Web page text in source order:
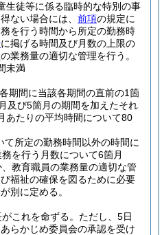
生徒等に係る臨時的な特別の事
ない場合には、 前項の規定に
を行う時間から所定の勤務時
に掲げる時間及び月数の上限の
業務量の適切な管理を行う。
未満
期間に当該各期間の直前の1箇
及び5箇月の期間を加えたそれ
あたりの平均時間について80
て所定の勤務時間以外の時間に
を行う月数について6箇月
教育職員の業務量の適切な管
福祉の確保を図るために必要
別に定める。
これを命ずる。 ただし、5日
らかじめ委員会の承認を受け